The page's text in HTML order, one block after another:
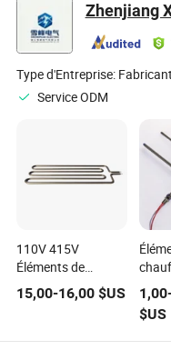
Zhenjiang
Type d'Entreprise:
Service ODM
110V 415V
Éléments de
chauffage
électrique adaptés
industrielles
15,00-16,00 $US
pour
1,00
$US